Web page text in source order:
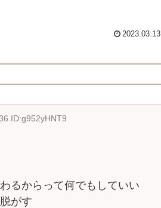
2023.03.13
ID:g952yHNT9
るからって何でもしていい
がす